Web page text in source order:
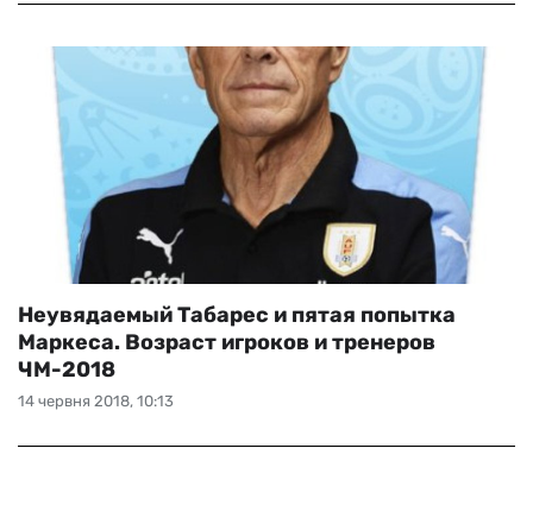
14 червня 2018, 10:13
Неувядаемый Табарес и пятая попытка
Маркеса. Возраст игроков и тренеров
ЧМ-2018